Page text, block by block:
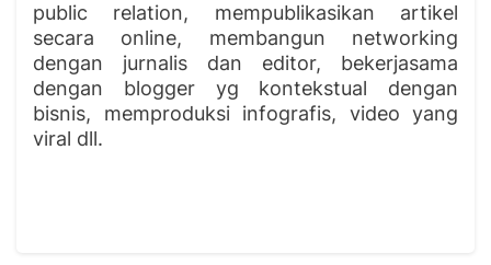
public relation, mempublikasikan artikel
secara online, membangun networking
dengan jurnalis dan editor, bekerjasama
dengan blogger yg kontekstual dengan
bisnis, memproduksi infografis, video yang
viral dll.